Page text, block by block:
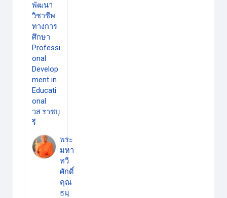
พัฒนา
วิชาชีพ
ทางการ
ศึกษา
Professi
onal
Develop
ment in
Educati
onal
วส.ราชบุ
รี
พระ
มหา
ทวี
ศักดิ์
คุณ
ธมฺ